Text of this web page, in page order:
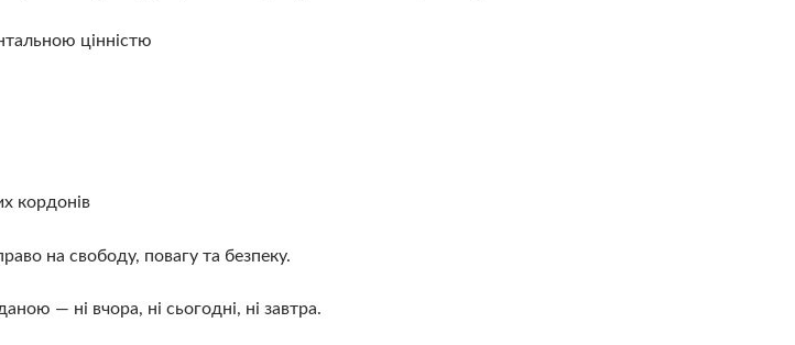
цінністю
кордонів
на свободу, повагу та безпеку.
— ні вчора, ні сьогодні, ні завтра.